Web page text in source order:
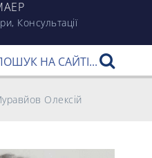
Консультації
Олексій